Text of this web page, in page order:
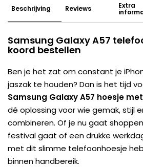
Beschrijving Reviews Extra
Samsung Galaxy A57
koord bestellen
Ben je het zat om constant je
jaszak te houden? Dan is het tijd
Samsung Galaxy A57 hoesje
dé oplossing voor wie gemak, stijl
combineren. Of je nu gaat
festival gaat of een drukke
met dit slimme telefoonhoesje
binnen handbereik.